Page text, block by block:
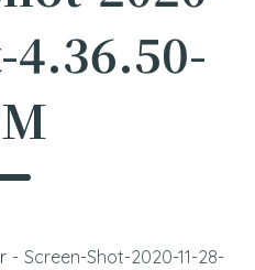
4.36.50-
- Screen-Shot-2020-11-28-